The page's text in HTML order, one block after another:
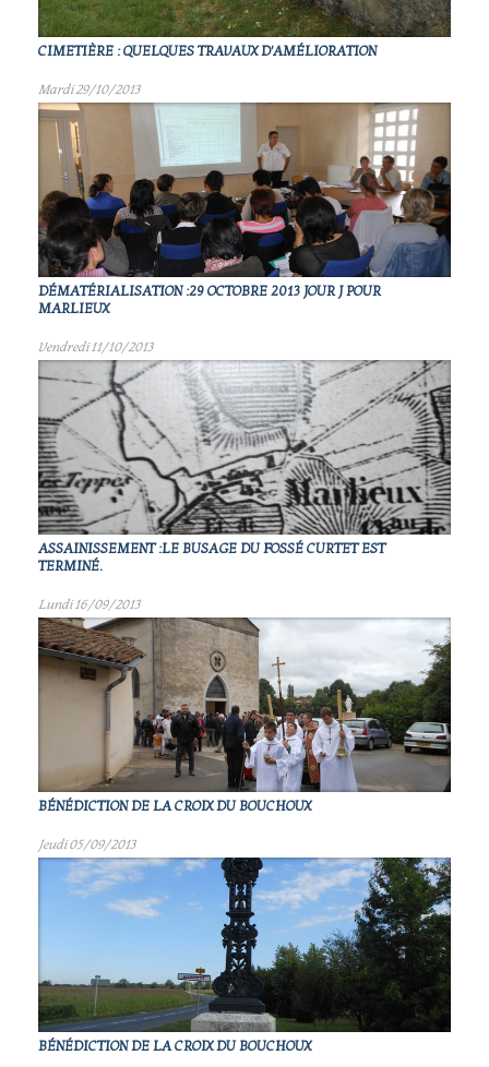
CIMETIÈRE : QUELQUES TRAVAUX D'AMÉLIORATION
Mardi 29/10/2013
DÉMATÉRIALISATION :29 OCTOBRE 2013 JOUR J POUR
MARLIEUX
Vendredi 11/10/2013
ASSAINISSEMENT :LE BUSAGE DU FOSSÉ CURTET EST
TERMINÉ.
Lundi 16/09/2013
BÉNÉDICTION DE LA CROIX DU BOUCHOUX
Jeudi 05/09/2013
BÉNÉDICTION DE LA CROIX DU BOUCHOUX